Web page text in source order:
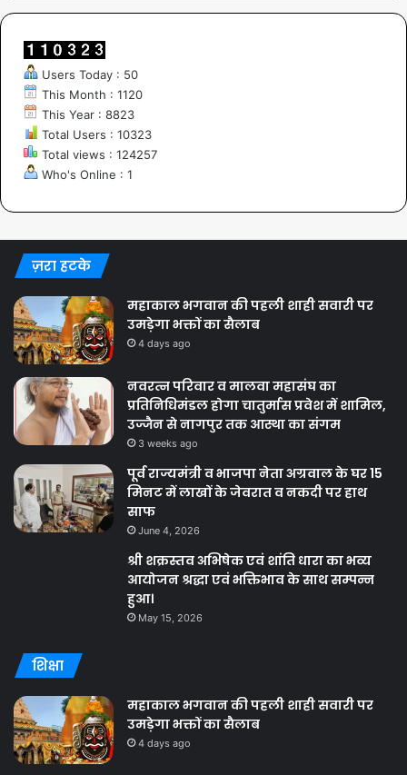
Users Today : 50
This Month : 1120
This Year : 8823
Total Users : 10323
Total views : 124257
Who's Online : 1
ज़रा हटके
महाकाल भगवान की पहली शाही सवारी पर
उमड़ेगा भक्तों का सैलाब
4 days ago
नवरत्न परिवार व मालवा महासंघ का
प्रतिनिधिमंडल होगा चातुर्मास प्रवेश में शामिल,
उज्जैन से नागपुर तक आस्था का संगम
3 weeks ago
पूर्व राज्यमंत्री व भाजपा नेता अग्रवाल के घर 15
मिनट में लाखों के जेवरात व नकदी पर हाथ
साफ
June 4, 2026
श्री शक्रस्तव अभिषेक एवं शांति धारा का भव्य
आयोजन श्रद्धा एवं भक्तिभाव के साथ सम्पन्न
हुआ।
May 15, 2026
शिक्षा
महाकाल भगवान की पहली शाही सवारी पर
उमड़ेगा भक्तों का सैलाब
4 days ago